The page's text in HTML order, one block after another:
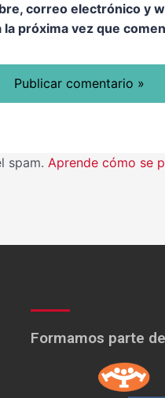
correo electrónico y
la próxima vez que
spam. Aprende cómo se
Formamos parte